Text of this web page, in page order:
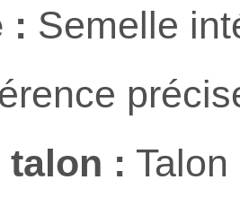
: Semelle
talon :